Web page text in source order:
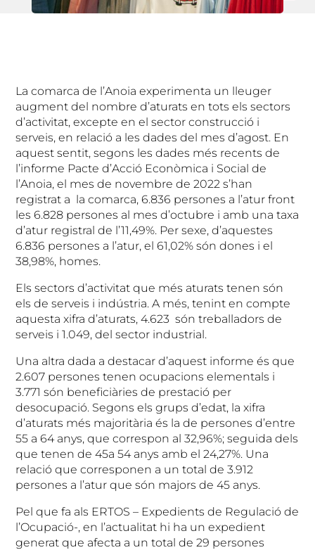
La comarca de l’Anoia experimenta un lleuger
augment del nombre d’aturats en tots els sectors
d’activitat, excepte en el sector construcció i
serveis, en relació a les dades del mes d’agost. En
aquest sentit, segons les dades més recents de
l’informe Pacte d’Acció Econòmica i Social de
l’Anoia, el mes de novembre de 2022 s’han
registrat a la comarca, 6.836 persones a l’atur front
les 6.828 persones al mes d’octubre i amb una taxa
d’atur registral de l’11,49%. Per sexe, d’aquestes
6.836 persones a l’atur, el 61,02% són dones i el
38,98%, homes.
Els sectors d’activitat que més aturats tenen són
els de serveis i indústria. A més, tenint en compte
aquesta xifra d’aturats, 4.623 són treballadors de
serveis i 1.049, del sector industrial.
Una altra dada a destacar d’aquest informe és que
2.607 persones tenen ocupacions elementals i
3.771 són beneficiàries de prestació per
desocupació. Segons els grups d’edat, la xifra
d’aturats més majoritària és la de persones d’entre
55 a 64 anys, que correspon al 32,96%; seguida dels
que tenen de 45a 54 anys amb el 24,27%. Una
relació que corresponen a un total de 3.912
persones a l’atur que són majors de 45 anys.
Pel que fa als ERTOS – Expedients de Regulació de
l’Ocupació-, en l’actualitat hi ha un expedient
generat que afecta a un total de 29 persones